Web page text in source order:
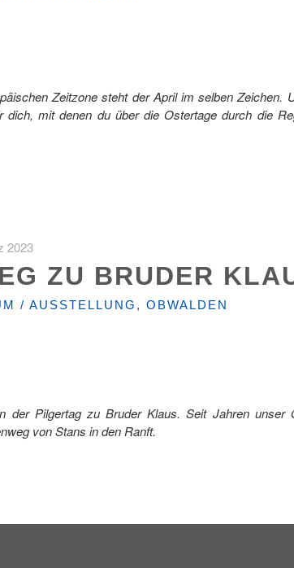
Zeitzone steht der April im selben Zeichen.
mit denen du über die Ostertage durch die
2023
ZU BRUDER
/ AUSSTELLUNG , OBWALDEN
Pilgertag zu Bruder Klaus. Seit Jahren unser
von Stans in den Ranft.